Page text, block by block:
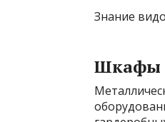
Знание
Шкафы